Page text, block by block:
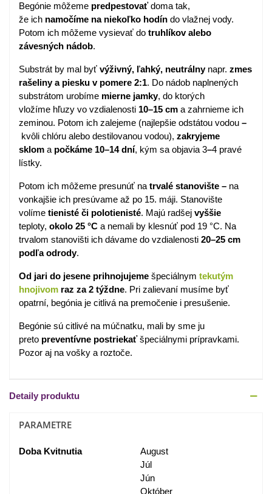
Begónie môžeme predpestovaťdoma tak,
že ich namočíme na niekoľko hodín do vlažnej vody.
Potom ich môžeme vysievať do truhlíkov alebo
závesných nádob.
Substrát by mal byť výživný, ľahký, neutrálnynapr. zmes
rašeliny a piesku v pomere 2:1. Do nádob naplnených
substrátom urobíme mierne jamky, do ktorých
vložíme hľuzy vo vzdialenosti 10–15 cm a zahrnieme ich
zeminou. Potom ich zalejeme (najlepšie odstátou vodou –
kvôli chlóru alebo destilovanou vodou), zakryjeme
sklom a počkáme 10–14 dní, kým sa objavia 3–4 pravé
lístky.
Potom ich môžeme presunúť na trvalé stanovište – na
vonkajšie ich presúvame až po 15. máji. Stanovište
volíme tienisté či polotienisté. Majú radšej vyššie
teploty, okolo 25 °C a nemali by klesnúť pod 19 °C. Na
trvalom stanovišti ich dávame do vzdialenosti 20–25 cm
podľa odrody.
Od jari do jesene prihnojujeme špeciálnym tekutým
hnojivom raz za 2 týždne. Pri zalievaní musíme byť
opatrní, begónia je citlivá na premočenie i presušenie.
Begónie sú citlivé na múčnatku, mali by sme ju
preto preventívne postriekaťšpeciálnymi prípravkami.
Pozor aj na vošky a roztoče.
Detaily produktu
PARAMETRE
Doba Kvitnutia
August
Júl
Jún
Október